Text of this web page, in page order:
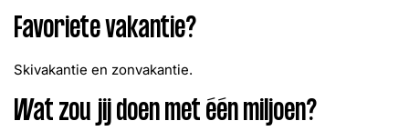
Favoriete vakantie?
Skivakantie en zonvakantie.
Wat zou jij doen met één miljoen?